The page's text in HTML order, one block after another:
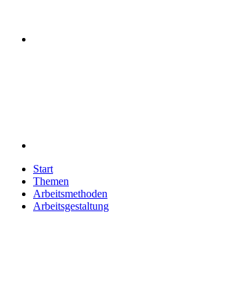
Start
Themen
Arbeitsmethoden
Arbeitsgestaltung